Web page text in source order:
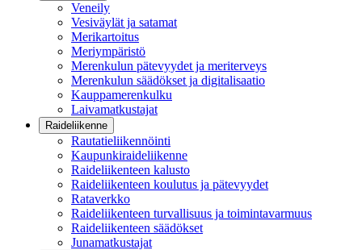
Veneily
Vesiväylät ja satamat
Merikartoitus
Meriympäristö
Merenkulun pätevyydet ja meriterveys
Merenkulun säädökset ja digitalisaatio
Kauppamerenkulku
Laivamatkustajat
Raideliikenne
Rautatieliikennöinti
Kaupunkiraideliikenne
Raideliikenteen kalusto
Raideliikenteen koulutus ja pätevyydet
Rataverkko
Raideliikenteen turvallisuus ja toimintavarmuus
Raideliikenteen säädökset
Junamatkustajat